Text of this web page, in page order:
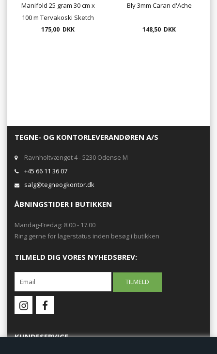
Manifold 25 gram 30 cm x
100 m Tervakoski Sketch
Paper
175,00 DKK
Bly 3mm Caran d'Ache
148,50 DKK
TEGNE- OG KONTORLEVERANDØREN A/S
Ravnholtvænget 4 - 5230 Odense M
+45 66 11 36 07
salg@tegneogkontor.dk
ÅBNINGSTIDER I BUTIKKEN
Mandag-Fredag: 8.00 - 17.00
Ring gerne for lagerstatus inden besøg i butikken
TILMELD DIG VORES NYHEDSBREV:
KUNDESERVICE